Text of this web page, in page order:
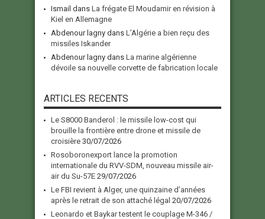
Ismail dans La frégate El Moudamir en révision à
Kiel en Allemagne
Abdenour lagny dans L’Algérie a bien reçu des
missiles Iskander
Abdenour lagny dans La marine algérienne
dévoile sa nouvelle corvette de fabrication locale
ARTICLES RECENTS
Le S8000 Banderol : le missile low-cost qui
brouille la frontière entre drone et missile de
croisière 30/07/2026
Rosoboronexport lance la promotion
internationale du RVV-SDM, nouveau missile air-
air du Su-57E 29/07/2026
Le FBI revient à Alger, une quinzaine d’années
après le retrait de son attaché légal 20/07/2026
Leonardo et Baykar testent le couplage M-346 /